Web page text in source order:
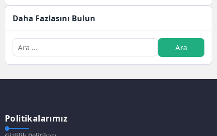
Daha Fazlasını Bulun
Politikalarımız